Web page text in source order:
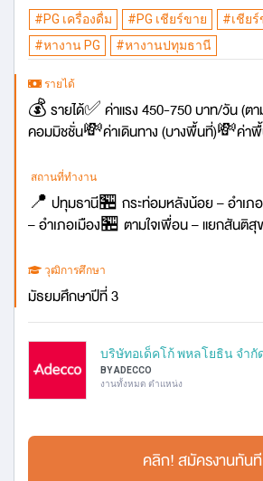
#PG เครื่องดื่ม #PG เชียร์ขาย
#เชียร์
#หางาน PG
#หางานปทุมธานี
รายได้
💰 รายได้✅ ค่าแรง 450-750 บาท/วัน (ต
คอมมิชชั่น💸ค่าเดินทาง (บางพื้นที่)💸ค่า
สถานที่ทำงาน
📍 ปทุมธานี🏪 กระท่อมหลังน้อย – อำเภ
– อำเภอเมือง🏪 ตามใจเพื่อน – แยกสันติ
วุฒิการศึกษา
มัธยมศึกษาปีที่ 3
บริษัทอเด็คโก้ พหลโยธิน จำกั
BY ADECCO
งานทั้งหมด ตำแหน่ง
คลิก! สมัครงานทันที